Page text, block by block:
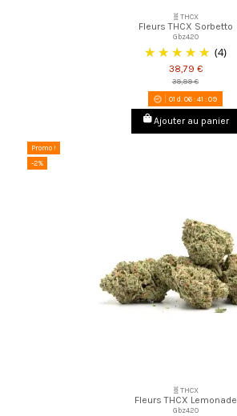
🧬THCX
Fleurs THCX Sorbetto
Gbz420
(4)
38,79 €
39,99 €
01 d. 06:41 :08
Ajouter au panier
Promo !
-2%
🧬THCX
Fleurs THCX Lemonade
Gbz420